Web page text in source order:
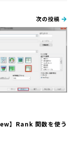
次の投稿
】Rank 関数を使う